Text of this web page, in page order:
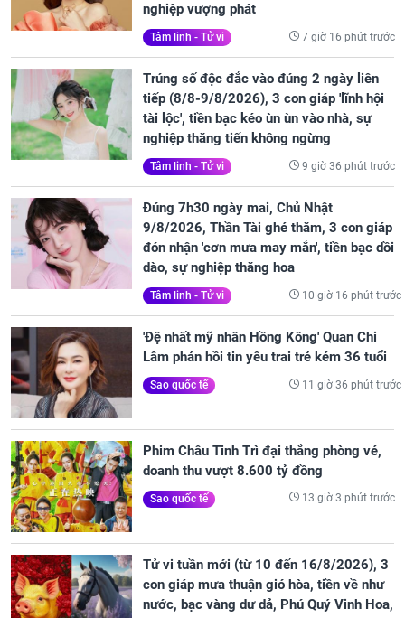
nghiệp vượng phát
Tâm linh - Tử vi 7 giờ 16 phút trước
Trúng số độc đắc vào đúng 2 ngày liên
tiếp (8/8-9/8/2026), 3 con giáp 'lĩnh hội
tài lộc', tiền bạc kéo ùn ùn vào nhà, sự
nghiệp thăng tiến không ngừng
Tâm linh - Tử vi 9 giờ 36 phút trước
Đúng 7h30 ngày mai, Chủ Nhật
9/8/2026, Thần Tài ghé thăm, 3 con giáp
đón nhận 'cơn mưa may mắn', tiền bạc dồi
dào, sự nghiệp thăng hoa
Tâm linh - Tử vi 10 giờ 16 phút trước
'Đệ nhất mỹ nhân Hồng Kông' Quan Chi
Lâm phản hồi tin yêu trai trẻ kém 36 tuổi
Sao quốc tế 11 giờ 36 phút trước
Phim Châu Tinh Trì đại thắng phòng vé,
doanh thu vượt 8.600 tỷ đồng
Sao quốc tế 13 giờ 3 phút trước
Tử vi tuần mới (từ 10 đến 16/8/2026), 3
con giáp mưa thuận gió hòa, tiền về như
nước, bạc vàng dư dả, Phú Quý Vinh Hoa,